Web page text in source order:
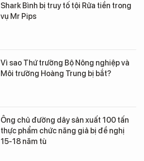
Shark Bình bị truy tố tội Rửa tiền trong
vụ Mr Pips
Vì sao Thứ trưởng Bộ Nông nghiệp và
Môi trường Hoàng Trung bị bắt?
Ông chủ đường dây sản xuất 100 tấn
thực phẩm chức năng giả bị đề nghị
15-18 năm tù